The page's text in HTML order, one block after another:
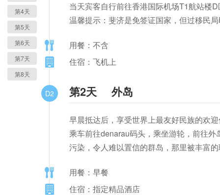
第4天
第5天
第6天
第7天
第8天
当天宾客自行前往香港国际机场T1航站楼
温馨提示：斐济是免签证国家，但过移民
用餐：不含
住宿：飞机上
D2 第2天 外岛
早晨抵达后，享受世界上最友好民族的欢
乘车前往denarau码头，乘坐游轮，前往
污染，令人难以置信的群岛，那里被丰富
用餐：早餐
住宿：指定精品酒店